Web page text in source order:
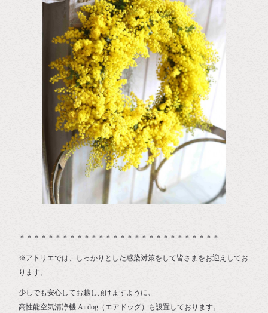
＊＊＊＊＊＊＊＊＊＊＊＊＊＊＊＊＊＊＊＊＊＊＊＊＊＊＊＊
※アトリエでは、しっかりとした感染対策をして皆さまをお迎えしてお
ります。
少しでも安心してお越し頂けますように、
高性能空気清浄機 Airdog（エアドッグ）も設置しております。